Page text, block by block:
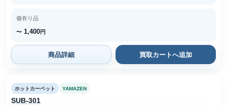
傷有り品
〜 1,400円
商品詳細 買取カートへ追加
ホットカーペット YAMAZEN
SUB-301